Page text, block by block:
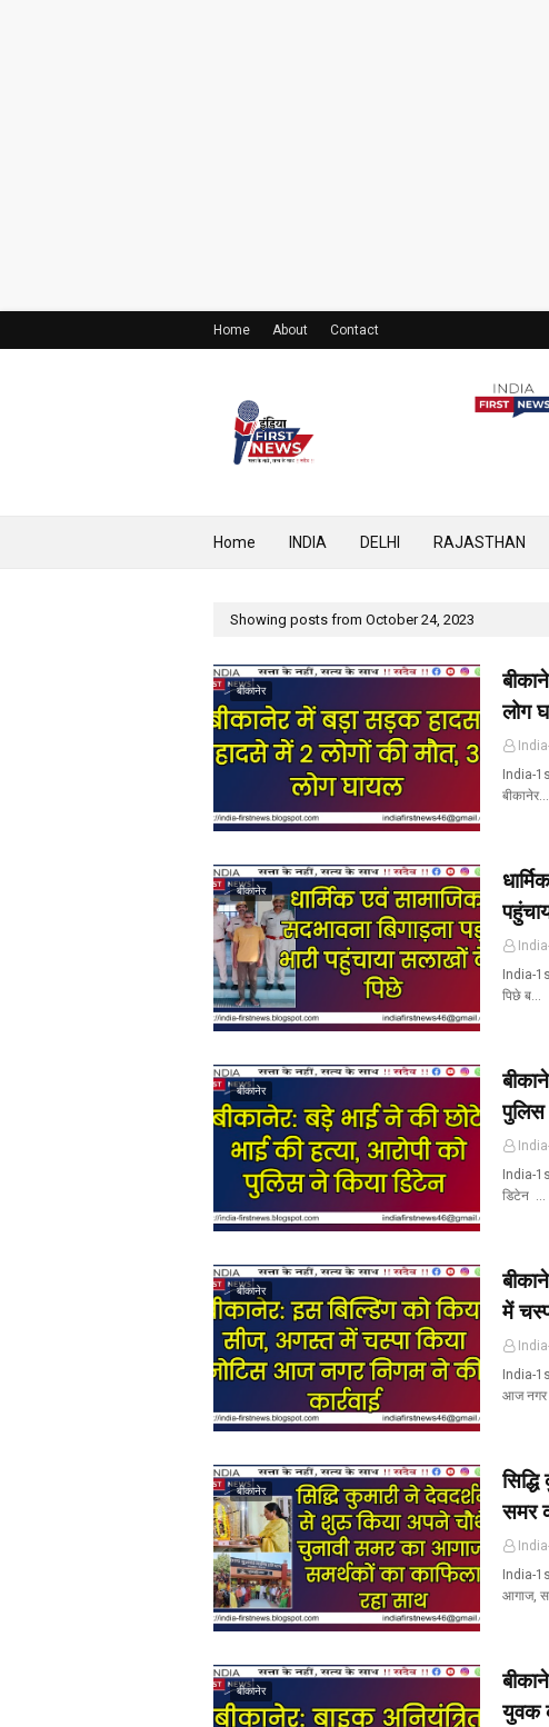
Home About Contact
Home INDIA DELHI RAJASTHAN
Showing posts from October 24, 2023
बीकानेर
लोग
India-
बीकानेर…
बीकानेर
India-
पिछे ब…
बीकानेर
पुलिस
India-
डिटेन …
बीकानेर
में
India-
आज नगर
बीकानेर
समर
India-
आगाज,
बीकानेर
युवक